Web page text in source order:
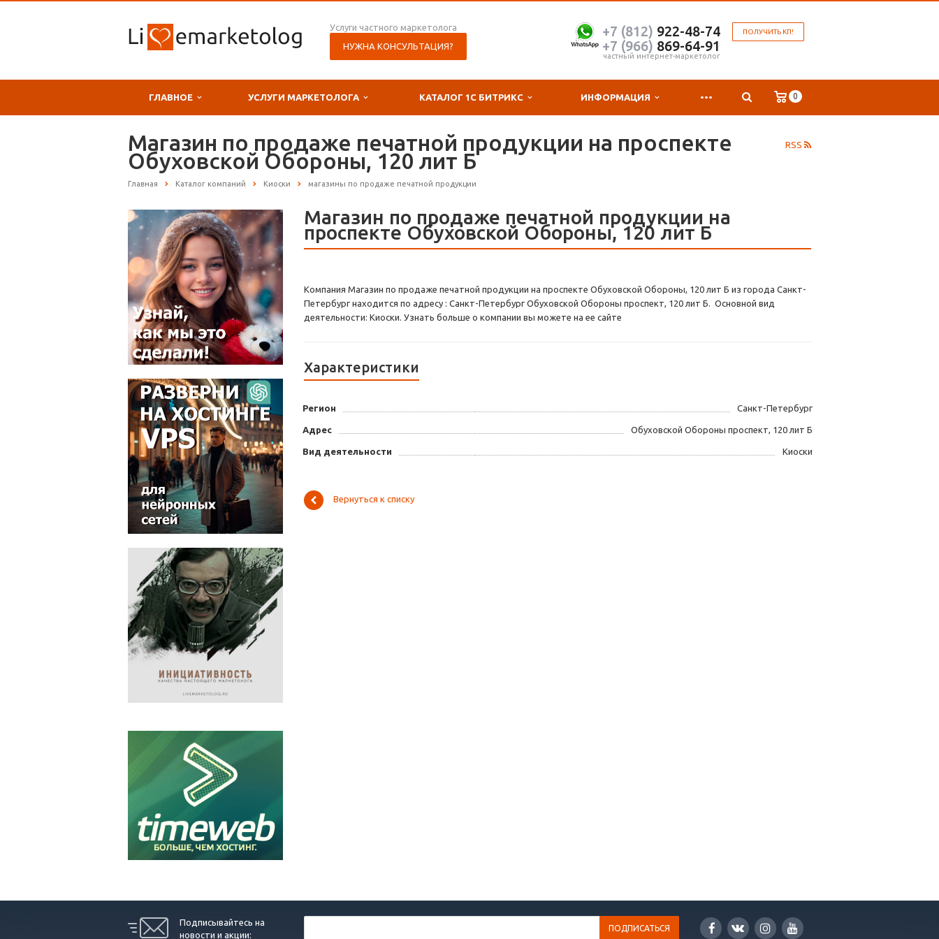
Услуги частного маркетолога
НУЖНА КОНСУЛЬТАЦИЯ?
ПОЛУЧИТЬ КП!
+7 (812) 922-48-74
+7 (966) 869-64-91
частный интернет-маркетолог
ГЛАВНОЕ УСЛУГИ МАРКЕТОЛОГА КАТАЛОГ 1С БИТРИКС ИНФОРМАЦИЯ ... 0
RSS
Магазин по продаже печатной продукции на проспекте
Обуховской Обороны, 120 лит Б
Главная Каталог компаний Киоски магазины по продаже печатной продукции
Магазин по продаже печатной продукции на
проспекте Обуховской Обороны, 120 лит Б
Компания Магазин по продаже печатной продукции на проспекте Обуховской Обороны, 120 лит Б из города Санкт-
Петербург находится по адресу : Санкт-Петербург Обуховской Обороны проспект, 120 лит Б. Основной вид
деятельности: Киоски. Узнать больше о компании вы можете на ее сайте
Характеристики
Регион Санкт-Петербург
Адрес Обуховской Обороны проспект, 120 лит Б
Вид деятельности Киоски
Вернуться к списку
Подписывайтесь на
новости и акции: